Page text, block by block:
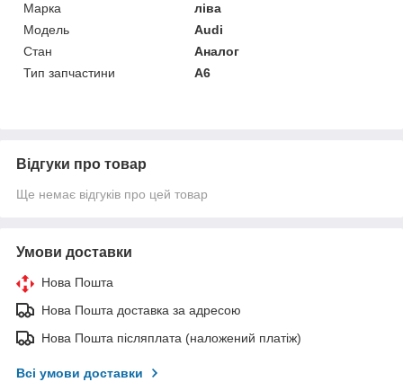
Марка
ліва
Мoдель
Audi
Стан
Аналог
Тип запчастини
A6
Відгуки про товар
Ще немає відгуків про цей товар
Умови доставки
Нова Пошта
Нова Пошта доставка за адресою
Нова Пошта післяплата (наложений платіж)
Всі умови доставки